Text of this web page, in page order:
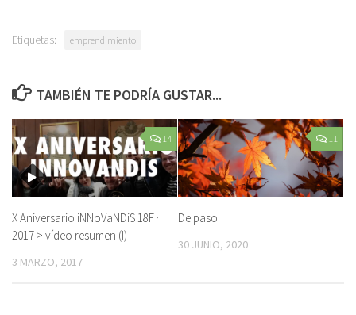
Etiquetas: emprendimiento
TAMBIÉN TE PODRÍA GUSTAR...
14
X Aniversario iNNoVaNDiS 18F ·
2017 > vídeo resumen (I)
3 MARZO, 2017
11
De paso
30 JUNIO, 2020